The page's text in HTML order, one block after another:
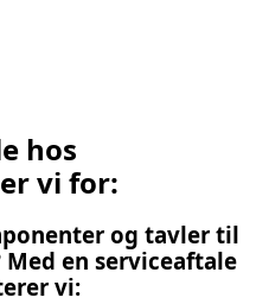
hos
vi for:
og tavler til
en serviceaftale
vi: